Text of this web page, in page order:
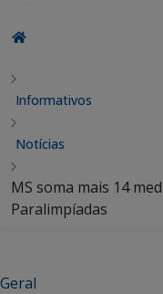
Informativos
Notícias
MS soma mais 14
Paralimpíadas
Geral